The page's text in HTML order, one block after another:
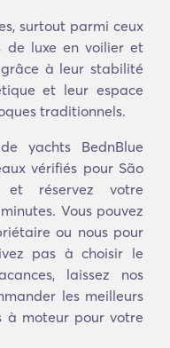
surtout parmi ceux
de luxe en voilier et
à leur stabilité
et leur espace
traditionnels.
yachts BednBlue
vérifiés pour São
et réservez votre
Vous pouvez
ou nous pour
pas à choisir le
laissez nos
les meilleurs
à moteur pour votre